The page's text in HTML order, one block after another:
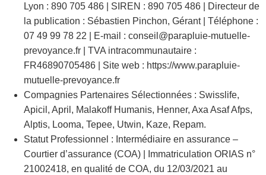
Lyon : 890 705 486 | SIREN : 890 705 486 | Directeur de
la publication : Sébastien Pinchon, Gérant | Téléphone :
07 49 99 78 22 | E-mail : conseil@parapluie-mutuelle-
prevoyance.fr | TVA intracommunautaire :
FR46890705486 | Site web : https://www.parapluie-
mutuelle-prevoyance.fr
Compagnies Partenaires Sélectionnées : Swisslife,
Apicil, April, Malakoff Humanis, Henner, Axa Asaf Afps,
Alptis, Looma, Tepee, Utwin, Kaze, Repam.
Statut Professionnel : Intermédiaire en assurance –
Courtier d’assurance (COA) | Immatriculation ORIAS n°
21002418, en qualité de COA, du 12/03/2021 au